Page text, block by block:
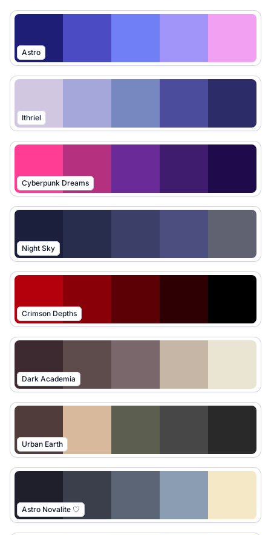
Astro
Ithriel
Cyberpunk Dreams
Night Sky
Crimson Depths
Dark Academia
Urban Earth
Astro Novalite ♡